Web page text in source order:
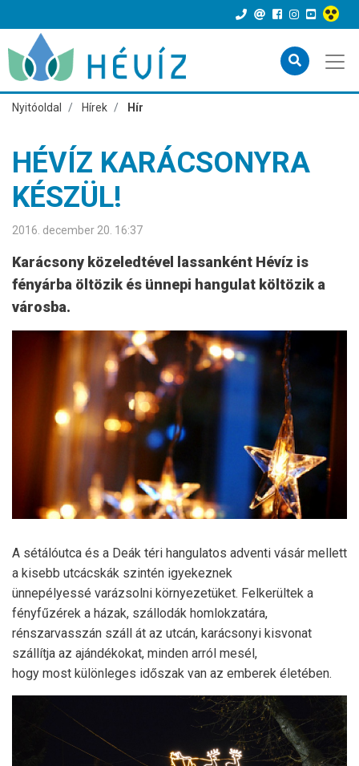
Nyitóoldal Hírek Hír
HÉVÍZ KARÁCSONYRA
KÉSZÜL!
2016. december 20. 16:37
Karácsony közeledtével lassanként Hévíz is
fényárba öltözik és ünnepi hangulat költözik a
városba.
A sétálóutca és a Deák téri hangulatos adventi vásár mellett
a kisebb utcácskák szintén igyekeznek
ünnepélyessé varázsolni környezetüket. Felkerültek a
fényfűzérek a házak, szállodák homlokzatára,
rénszarvasszán száll át az utcán, karácsonyi kisvonat
szállítja az ajándékokat, minden arról mesél,
hogy most különleges időszak van az emberek életében.